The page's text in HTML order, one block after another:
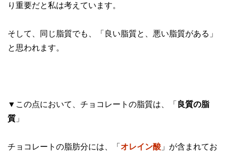
り重要だと私は考えています。
そして、同じ脂質でも、「良い脂質と、悪い脂質がある」
と思われます。
▼この点において、チョコレートの脂質は、「 良質の脂
質 」
チョコレートの脂肪分には、「 オレイン酸 」が含まれてお